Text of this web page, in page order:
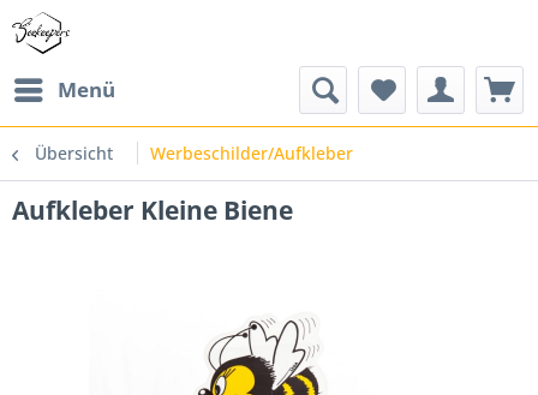
Menü
Übersicht Werbeschilder/Aufkleber
Aufkleber Kleine Biene